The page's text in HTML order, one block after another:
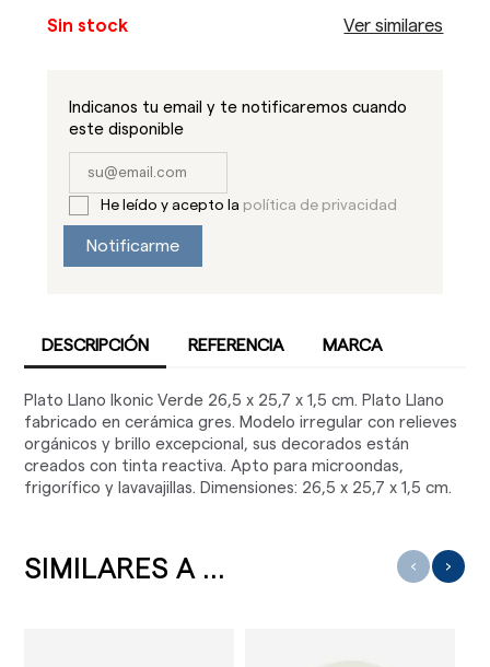
Sin stock Ver similares
Indicanos tu email y te notificaremos cuando
este disponible
He leído y acepto la política de privacidad
Notificarme
DESCRIPCIÓN REFERENCIA MARCA
Plato Llano Ikonic Verde 26,5 x 25,7 x 1,5 cm. Plato Llano
fabricado en cerámica gres. Modelo irregular con relieves
orgánicos y brillo excepcional, sus decorados están
creados con tinta reactiva. Apto para microondas,
frigorífico y lavavajillas. Dimensiones: 26,5 x 25,7 x 1,5 cm.
SIMILARES A ... ‹ ›